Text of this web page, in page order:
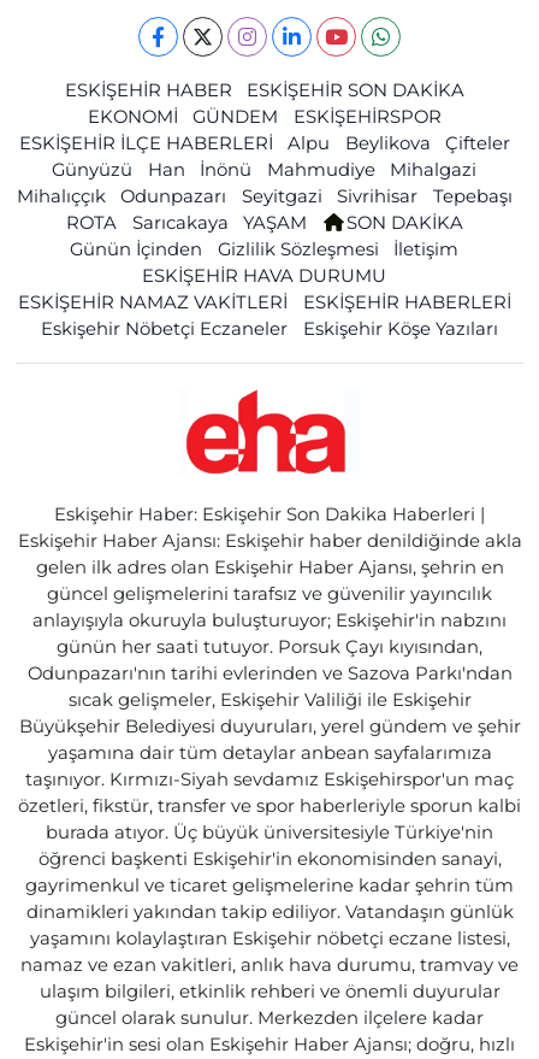
ESKİŞEHİR HABER
ESKİŞEHİR SON DAKİKA
EKONOMİ
GÜNDEM
ESKİŞEHİRSPOR
ESKİŞEHİR İLÇE HABERLERİ
Alpu Beylikova
Çifteler
Günyüzü
Han İnönü Mahmudiye
Mihalgazi
Mihalıççık
Odunpazarı Seyitgazi Sivrihisar
Tepebaşı
ROTA
Sarıcakaya YAŞAM
SON DAKİKA
Günün İçinden
Gizlilik Sözleşmesi
İletişim
ESKİŞEHİR HAVA DURUMU
ESKİŞEHİR NAMAZ VAKİTLERİ
ESKİŞEHİR HABERLERİ
Eskişehir Nöbetçi Eczaneler
Eskişehir Köşe Yazıları
Eskişehir Haber: Eskişehir Son Dakika Haberleri |
Eskişehir Haber Ajansı: Eskişehir haber denildiğinde akla
gelen ilk adres olan Eskişehir Haber Ajansı, şehrin en
güncel gelişmelerini tarafsız ve güvenilir yayıncılık
anlayışıyla okuruyla buluşturuyor; Eskişehir'in nabzını
günün her saati tutuyor. Porsuk Çayı kıyısından,
Odunpazarı'nın tarihi evlerinden ve Sazova Parkı'ndan
sıcak gelişmeler, Eskişehir Valiliği ile Eskişehir
Büyükşehir Belediyesi duyuruları, yerel gündem ve şehir
yaşamına dair tüm detaylar anbean sayfalarımıza
taşınıyor. Kırmızı-Siyah sevdamız Eskişehirspor'un maç
özetleri, fikstür, transfer ve spor haberleriyle sporun kalbi
burada atıyor. Üç büyük üniversitesiyle Türkiye'nin
öğrenci başkenti Eskişehir'in ekonomisinden sanayi,
gayrimenkul ve ticaret gelişmelerine kadar şehrin tüm
dinamikleri yakından takip ediliyor. Vatandaşın günlük
yaşamını kolaylaştıran Eskişehir nöbetçi eczane listesi,
namaz ve ezan vakitleri, anlık hava durumu, tramvay ve
ulaşım bilgileri, etkinlik rehberi ve önemli duyurular
güncel olarak sunulur. Merkezden ilçelere kadar
Eskişehir'in sesi olan Eskişehir Haber Ajansı; doğru, hızlı